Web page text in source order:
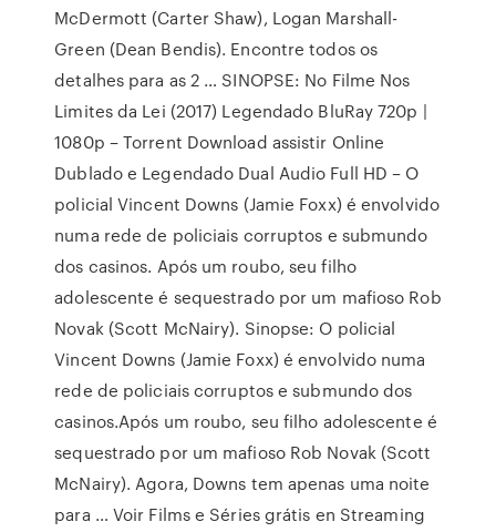
McDermott (Carter Shaw), Logan Marshall-
Green (Dean Bendis). Encontre todos os
detalhes para as 2 … SINOPSE: No Filme Nos
Limites da Lei (2017) Legendado BluRay 720p |
1080p – Torrent Download assistir Online
Dublado e Legendado Dual Audio Full HD – O
policial Vincent Downs (Jamie Foxx) é envolvido
numa rede de policiais corruptos e submundo
dos casinos. Após um roubo, seu filho
adolescente é sequestrado por um mafioso Rob
Novak (Scott McNairy). Sinopse: O policial
Vincent Downs (Jamie Foxx) é envolvido numa
rede de policiais corruptos e submundo dos
casinos.Após um roubo, seu filho adolescente é
sequestrado por um mafioso Rob Novak (Scott
McNairy). Agora, Downs tem apenas uma noite
para … Voir Films e Séries grátis en Streaming